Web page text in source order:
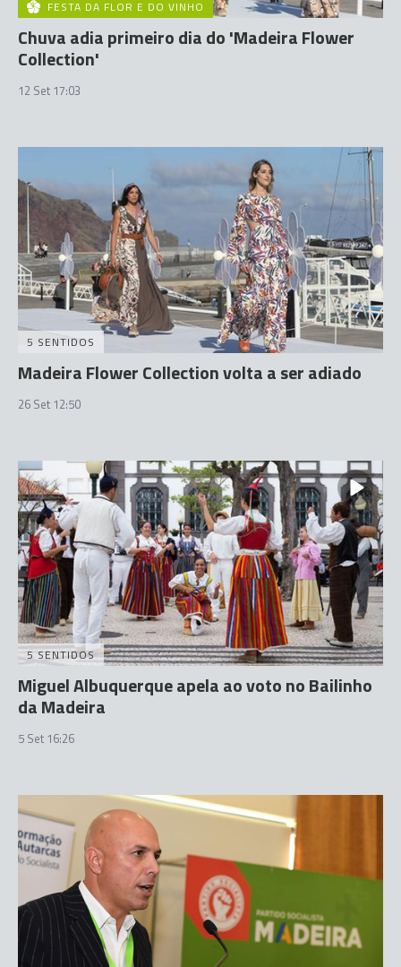
FESTA DA FLOR E DO VINHO
Chuva adia primeiro dia do 'Madeira Flower
Collection'
12 Set 17:03
5 SENTIDOS
Madeira Flower Collection volta a ser adiado
26 Set 12:50
5 SENTIDOS
Miguel Albuquerque apela ao voto no Bailinho
da Madeira
5 Set 16:26